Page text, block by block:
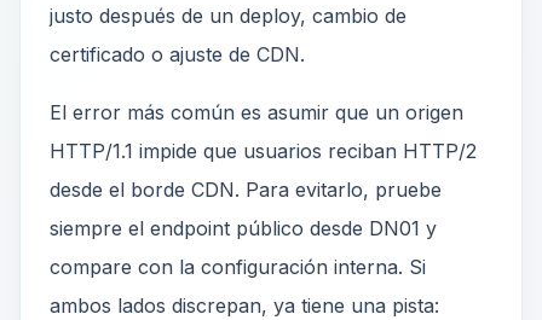
justo después de un deploy, cambio de
certificado o ajuste de CDN.
El error más común es asumir que un origen
HTTP/1.1 impide que usuarios reciban HTTP/2
desde el borde CDN. Para evitarlo, pruebe
siempre el endpoint público desde DN01 y
compare con la configuración interna. Si
ambos lados discrepan, ya tiene una pista: